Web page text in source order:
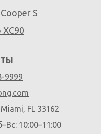
S
XC90
9999
FL 33162
10:00–11:00